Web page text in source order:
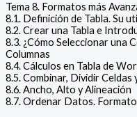
Tema 8. Formatos más
8.1. Definición de Tabla. Su
8.2. Crear una Tabla e
8.3. ¿Cómo Seleccionar una
Columnas
8.4. Cálculos en Tabla de
8.5. Combinar, Dividir Celdas
8.6. Ancho, Alto y Alineación
8.7. Ordenar Datos. Formato